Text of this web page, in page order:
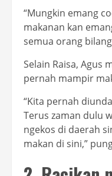
“Mungkin emang
makanan kan
semua orang
Selain Raisa, Agus
pernah mampir
“Kita pernah
Terus zaman dulu
ngekos di daerah
makan di sini,”